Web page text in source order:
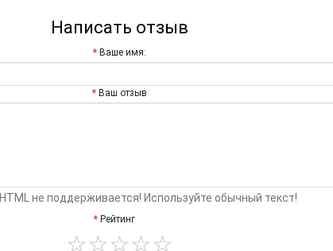
Написать отзыв
Ваше имя:
Ваш отзыв
HTML не поддерживается! Используйте обычный текст!
Рейтинг